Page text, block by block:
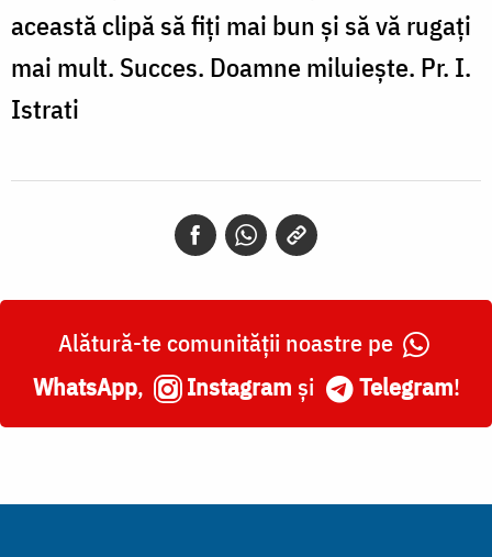
această clipă să fiţi mai bun şi să vă rugaţi
mai mult. Succes. Doamne miluieşte. Pr. I.
Istrati
Alătură-te comunității noastre pe
WhatsApp, Instagram și Telegram!